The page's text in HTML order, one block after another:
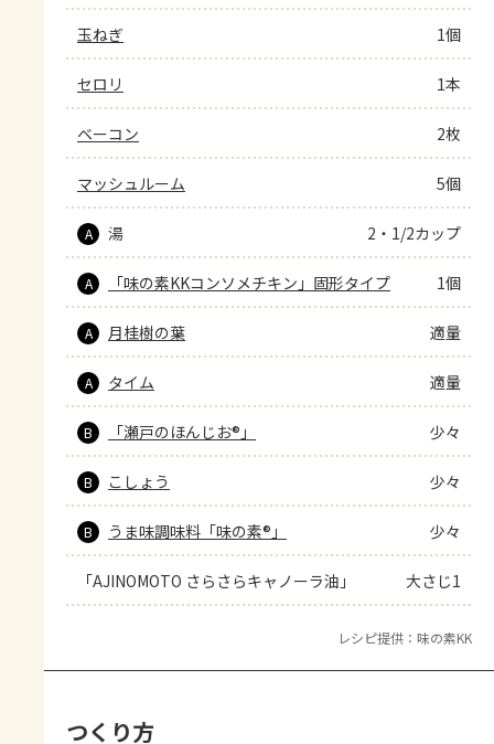
玉ねぎ 1個
セロリ 1本
ベーコン 2枚
マッシュルーム 5個
A 湯 2・1/2カップ
A 「味の素KKコンソメチキン」固形タイプ 1個
A 月桂樹の葉 適量
A タイム 適量
B 「瀬戸のほんじお®」 少々
B こしょう 少々
B うま味調味料「味の素®」 少々
「AJINOMOTO さらさらキャノーラ油」 大さじ1
レシピ提供：味の素KK
つくり方